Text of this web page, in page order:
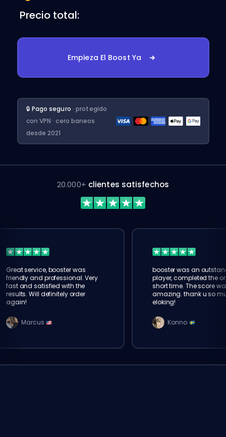
Precio total:
Empieza El Boost Ya
🔒 Pago seguro · protegido
con VPN · cero baneos
desde 2021
20.000+ clientes satisfechos
Great service, booster was
friendly and professional. Very
fast and satisfied with the
results. Will definitely order
again!
Marcus
booster was an
player, completed the
short time. The score
amazing. thank u so
eloking!
Konno